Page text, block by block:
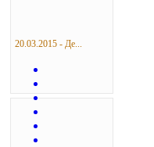
20.03.2015 - Де...